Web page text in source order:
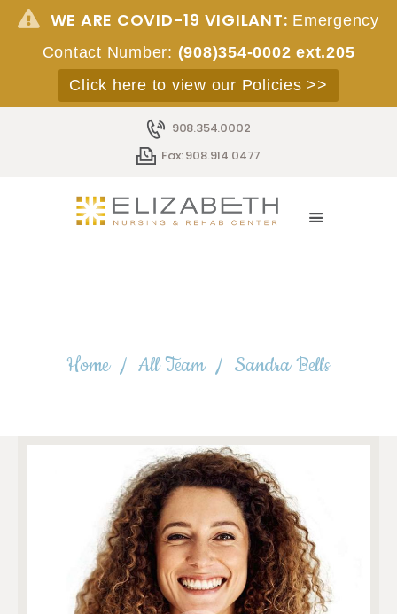
WE ARE COVID-19 VIGILANT: Emergency
Contact Number: (908)354-0002 ext.205
Click here to view our Policies >>
908.354.0002
Fax: 908.914.0477
Home All Team Sandra Bells
ACCOMMODATIONS
STAFF